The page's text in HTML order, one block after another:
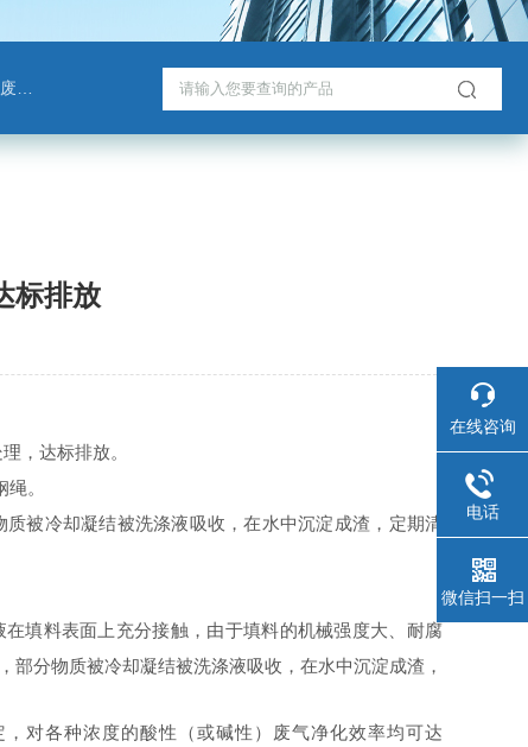
标排放
，达标排放。
。
被冷却凝结被洗涤液吸收，在水中沉淀成渣，定期清
填料表面上充分接触，由于填料的机械强度大、耐腐
分物质被冷却凝结被洗涤液吸收，在水中沉淀成渣，
对各种浓度的酸性（或碱性）废气净化效率均可达
在线咨询
电话
微信扫一扫